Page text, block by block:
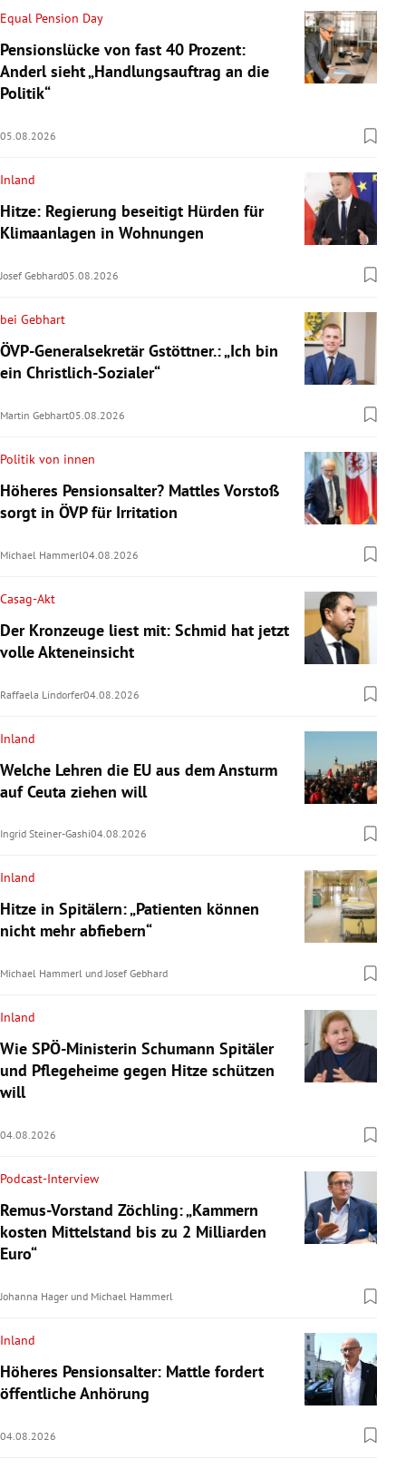
Equal Pension Day
Pensionslücke von fast 40 Prozent:
Anderl sieht „Handlungsauftrag an die
Politik“
05.08.2026
Inland
Hitze: Regierung beseitigt Hürden für
Klimaanlagen in Wohnungen
Josef Gebhard05.08.2026
bei Gebhart
ÖVP-Generalsekretär Gstöttner.: „Ich bin
ein Christlich-Sozialer“
Martin Gebhart05.08.2026
Politik von innen
Höheres Pensionsalter? Mattles Vorstoß
sorgt in ÖVP für Irritation
Michael Hammerl04.08.2026
Casag-Akt
Der Kronzeuge liest mit: Schmid hat jetzt
volle Akteneinsicht
Raffaela Lindorfer04.08.2026
Inland
Welche Lehren die EU aus dem Ansturm
auf Ceuta ziehen will
Ingrid Steiner-Gashi04.08.2026
Inland
Hitze in Spitälern: „Patienten können
nicht mehr abfiebern“
Michael Hammerl undJosef Gebhard
Inland
Wie SPÖ-Ministerin Schumann Spitäler
und Pflegeheime gegen Hitze schützen
will
04.08.2026
Podcast-Interview
Remus-Vorstand Zöchling: „Kammern
kosten Mittelstand bis zu 2 Milliarden
Euro“
Johanna Hager und Michael Hammerl
Inland
Höheres Pensionsalter: Mattle fordert
öffentliche Anhörung
04.08.2026